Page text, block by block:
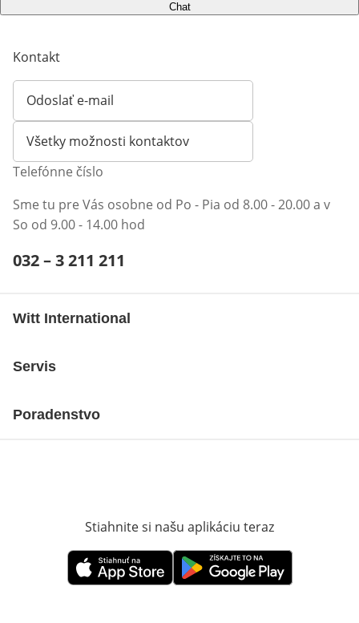
Chat
Kontakt
Odoslať e-mail
Otvorí e-mailového klienta
Všetky možnosti kontaktov
Telefónne číslo
Sme tu pre Vás osobne od Po - Pia od 8.00 - 20.00 a v
So od 9.00 - 14.00 hod
Telefónne číslo:
032 – 3 211 211
Witt International
Servis
Poradenstvo
Stiahnite si našu aplikáciu teraz
Otvorí sa vnovom okneOtvorí sa vnovom okne